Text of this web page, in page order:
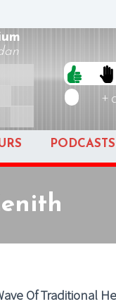
+
PODCASTS
Of Traditional